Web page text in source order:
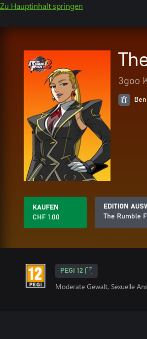
Zu Hauptinhalt springen
3goo
KAUFEN
CHF 1.00
EDITION
The Rumble
PEGI 12
Moderate Gewalt, Sexuelle